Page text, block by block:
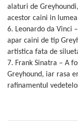
alaturi de
acestor caini in
6. Leonardo da Vinci
apar caini de tip
artistica fata de
7. Frank Sinatra – A
Greyhound, iar rasa
rafinamentul